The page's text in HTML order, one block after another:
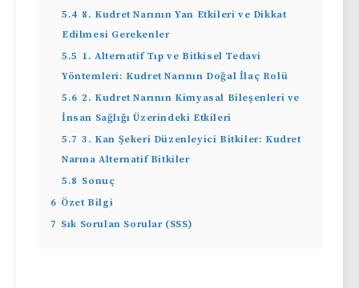
5.4 8. Kudret Narının Yan Etkileri ve Dikkat
Edilmesi Gerekenler
5.5 1. Alternatif Tıp ve Bitkisel Tedavi
Yöntemleri: Kudret Narının Doğal İlaç Rolü
5.6 2. Kudret Narının Kimyasal Bileşenleri ve
İnsan Sağlığı Üzerindeki Etkileri
5.7 3. Kan Şekeri Düzenleyici Bitkiler: Kudret
Narına Alternatif Bitkiler
5.8 Sonuç
6 Özet Bilgi
7 Sık Sorulan Sorular (SSS)